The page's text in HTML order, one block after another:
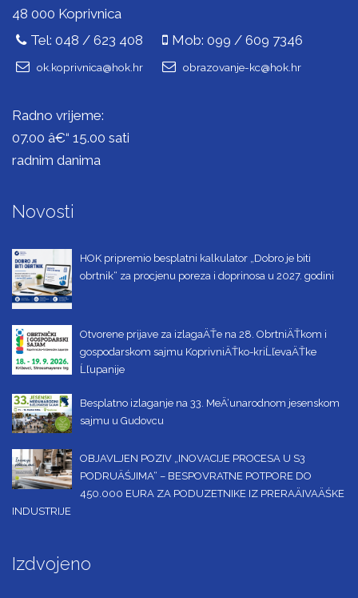
48 000 Koprivnica
Tel: 048 / 623 408
Mob: 099 / 609 7346
ok.koprivnica@hok.hr obrazovanje-kc@hok.hr
Radno vrijeme:
07.00 â€“ 15.00 sati
radnim danima
Novosti
HOK pripremio besplatni kalkulator „Dobro je biti
obrtnik“ za procjenu poreza i doprinosa u 2027. godini
Otvorene prijave za izlagaÄŤe na 28. ObrtniÄŤkom i
gospodarskom sajmu KoprivniÄŤko-kriĹľevaÄŤke
Ĺľupanije
Besplatno izlaganje na 33. MeÄ‘unarodnom jesenskom
sajmu u Gudovcu
OBJAVLJEN POZIV „INOVACIJE PROCESA U S3
PODRUÄŚJIMA“ – BESPOVRATNE POTPORE DO
450.000 EURA ZA PODUZETNIKE IZ PRERAÄIVAÄŚKE
INDUSTRIJE
Izdvojeno